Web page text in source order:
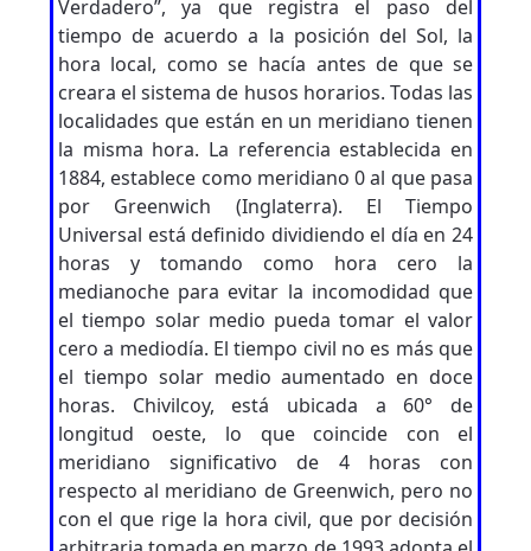
Verdadero”, ya que registra el paso del
tiempo de acuerdo a la posición del Sol, la
hora local, como se hacía antes de que se
creara el sistema de husos horarios. Todas las
localidades que están en un meridiano tienen
la misma hora. La referencia establecida en
1884, establece como meridiano 0 al que pasa
por Greenwich (Inglaterra). El Tiempo
Universal está definido dividiendo el día en 24
horas y tomando como hora cero la
medianoche para evitar la incomodidad que
el tiempo solar medio pueda tomar el valor
cero a mediodía. El tiempo civil no es más que
el tiempo solar medio aumentado en doce
horas. Chivilcoy, está ubicada a 60° de
longitud oeste, lo que coincide con el
meridiano significativo de 4 horas con
respecto al meridiano de Greenwich, pero no
con el que rige la hora civil, que por decisión